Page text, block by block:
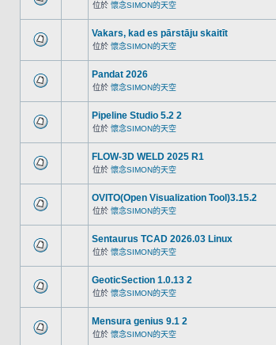
位於 懷念SIMON的天空
Vakars, kad es pārstāju skaitīt
位於 懷念SIMON的天空
Pandat 2026
位於 懷念SIMON的天空
Pipeline Studio 5.2 2
位於 懷念SIMON的天空
FLOW-3D WELD 2025 R1
位於 懷念SIMON的天空
OVITO(Open Visualization Tool)3.15.2
位於 懷念SIMON的天空
Sentaurus TCAD 2026.03 Linux
位於 懷念SIMON的天空
GeoticSection 1.0.13 2
位於 懷念SIMON的天空
Mensura genius 9.1 2
位於 懷念SIMON的天空